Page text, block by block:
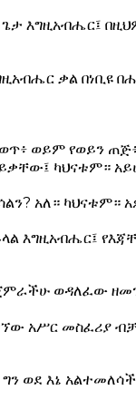
እግዚአብሔር፤
ቃል በነቢዩ
ወይም የወይን
ካህናቱም።
አለ። ካህናቱም።
እግዚአብሔር፤
ወዳለፈው
አሥር መስፈሪያ
ወደ እኔ